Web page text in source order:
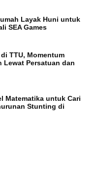
Layak Huni untuk
SEA Games
TTU, Momentum
Lewat Persatuan dan
Matematika untuk Cari
Stunting di